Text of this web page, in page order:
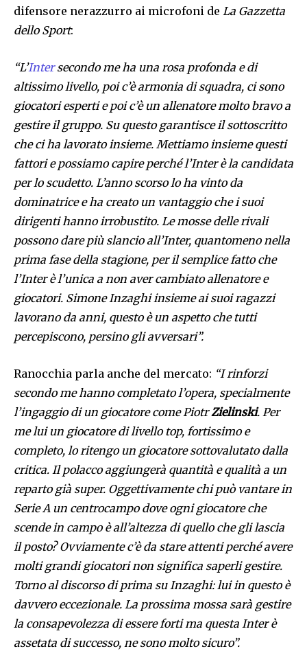
difensore nerazzurro ai microfoni de La Gazzetta
dello Sport:
“L’Intersecondo me ha una rosa profonda e di
altissimo livello, poi c’è armonia di squadra, ci sono
giocatori esperti e poi c’è un allenatore molto bravo a
gestire il gruppo. Su questo garantisce il sottoscritto
che ci ha lavorato insieme. Mettiamo insieme questi
fattori e possiamo capire perché l’Inter è la candidata
per lo scudetto. L’anno scorso lo ha vinto da
dominatrice e ha creato un vantaggio che i suoi
dirigenti hanno irrobustito. Le mosse delle rivali
possono dare più slancio all’Inter, quantomeno nella
prima fase della stagione, per il semplice fatto che
l’Inter è l’unica a non aver cambiato allenatore e
giocatori. Simone Inzaghi insieme ai suoi ragazzi
lavorano da anni, questo è un aspetto che tutti
percepiscono, persino gli avversari”.
Ranocchia parla anche del mercato: “I rinforzi
secondo me hanno completato l’opera, specialmente
l’ingaggio di un giocatore come PiotrZielinski. Per
me lui un giocatore di livello top, fortissimo e
completo, lo ritengo un giocatore sottovalutato dalla
critica. Il polacco aggiungerà quantità e qualità a un
reparto già super. Oggettivamente chi può vantare in
Serie A un centrocampo dove ogni giocatore che
scende in campo è all’altezza di quello che gli lascia
il posto? Ovviamente c’è da stare attenti perché avere
molti grandi giocatori non significa saperli gestire.
Torno al discorso di prima su Inzaghi: lui in questo è
davvero eccezionale. La prossima mossa sarà gestire
la consapevolezza di essere forti ma questa Inter è
assetata di successo, ne sono molto sicuro”.